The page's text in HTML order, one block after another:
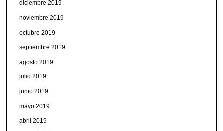
diciembre 2019
noviembre 2019
octubre 2019
septiembre 2019
agosto 2019
julio 2019
junio 2019
mayo 2019
abril 2019